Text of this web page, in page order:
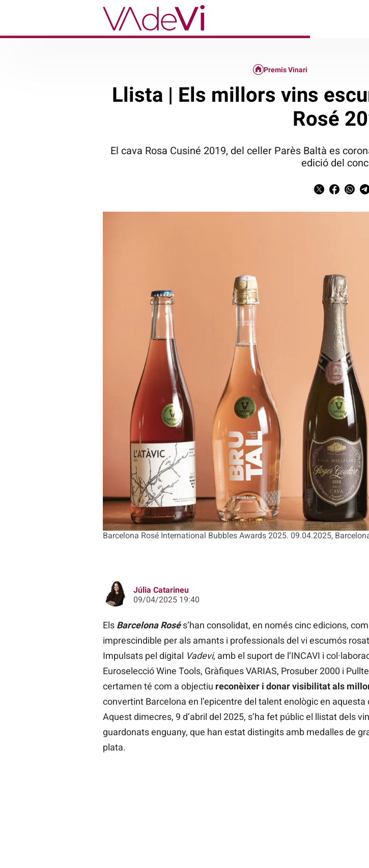
Barcelona Rosé International Bubbles Awards 2025. 09.04.2025,
Premis Vinari
Llista | Els millors vins
Rosé
El cava Rosa Cusiné 2019, del celler Parès Baltà es
edició del
Júlia Catarineu
09/04/2025 19:40
Els Barcelona Rosé s’han consolidat, en només cinc edicions,
imprescindible per als amants i professionals del vi escumós
Impulsats pel digital Vadevi, amb el suport de l’INCAVI i
Euroselecció Wine Tools, Gràfiques VARIAS, Prosuber 2000 i
certamen té com a objectiu reconèixer i donar visibilitat als
convertint Barcelona en l’epicentre del talent enològic en aquesta
Aquest dimecres, 9 d’abril del 2025, s’ha fet públic el llistat dels
guardonats enguany, que han estat distingits amb medalles de
plata.